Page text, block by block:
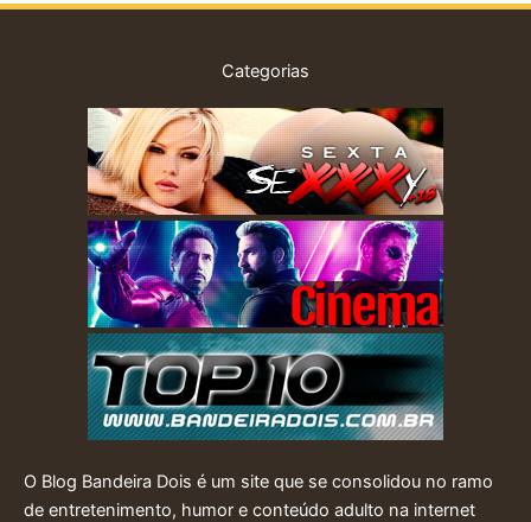
Categorias
O Blog Bandeira Dois é um site que se consolidou no ramo
de entretenimento, humor e conteúdo adulto na internet